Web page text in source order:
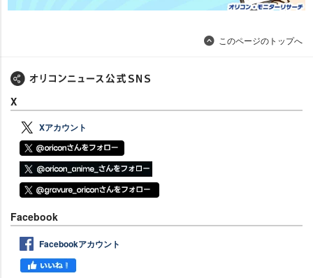
このページのトップへ
X
Xアカウント
Facebook
Facebookアカウント